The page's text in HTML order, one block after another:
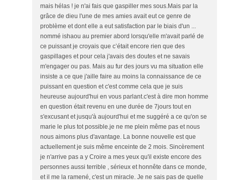
mais hélas ! je n'ai fais que gaspiller mes sous.Mais par la
grâce de dieu l'une de mes amies avait eut ce genre de
problème et dont elle a eut satisfaction par le biais d'un ...
nommé ishaou au premier abord lorsqu'elle m'avait parlé de
ce puissant je croyais que c’était encore rien que des
gaspillages et pour cela j'avais des doutes et ne savais
m'engager ou pas. Mais au fur des jours vu ma situation elle
insiste a ce que j'aille faire au moins la connaissance de ce
puissant en question et c'est comme cela que je suis
heureuse aujourd'hui en vous parlant.c'est à dire mon homme
en question était revenu en une durée de 7jours tout en
s'excusant et jusqu'à aujourd'hui et me suggéré a ce qu'on se
marie le plus tot possible.je ne me plein même pas et nous
nous aimons plus d'avantage. La bonne nouvelle est que
actuellement je suis même enceinte de 2 mois. Sincèrement
je n'arrive pas a y Croire a mes yeux qu'il existe encore des
personnes aussi terrible , sérieux et honnête dans ce monde,
et il me la ramené, c'est un miracle. Je ne sais pas de quelle